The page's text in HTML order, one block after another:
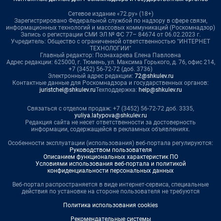
Сетевое издание «72.ру» (18+)
Зарегистрировано Федеральной службой по надзору в сфере связи,
информационных технологий и массовых коммуникаций (Роскомнадзор)
Запись о регистрации СМИ ЭЛ № ФС 77– 84674 от 06.02.2023 г.
Учредитель: Общество с ограниченной ответственностью "ИНТЕРНЕТ
ТЕХНОЛОГИИ"
Главный редактор: Познахарева Елена Павловна
Адрес редакции: 625000, г. Тюмень, ул. Максима Горького, д. 76, офис 214,
+7 (3452) 56-72-72 (доб. 3736)
Электронный адрес редакции: 72@shkulev.ru
Контактные данные для Роскомнадзора и государственных органов:
juristchel@shkulev.ruТехподдержка: help@shkulev.ru
Связаться с отделом продаж: +7 (3452) 56-72-72 доб. 3335,
yuliya.latypova@shkulev.ru
Редакция сайта не несет ответственности за достоверность
информации, содержащейся в рекламных объявлениях.
Особенности эксплуатации (использования) веб-портала регулируются:
Руководством пользователя
Описанием функциональных характеристик ПО
Условиями использования веб-портала и политикой
конфиденциальности персональных данных
Веб-портал распространяется в виде интернет-сервиса, специальные
действия по установке на стороне пользователя не требуются
Политика использования cookies
Рекомендательные системы